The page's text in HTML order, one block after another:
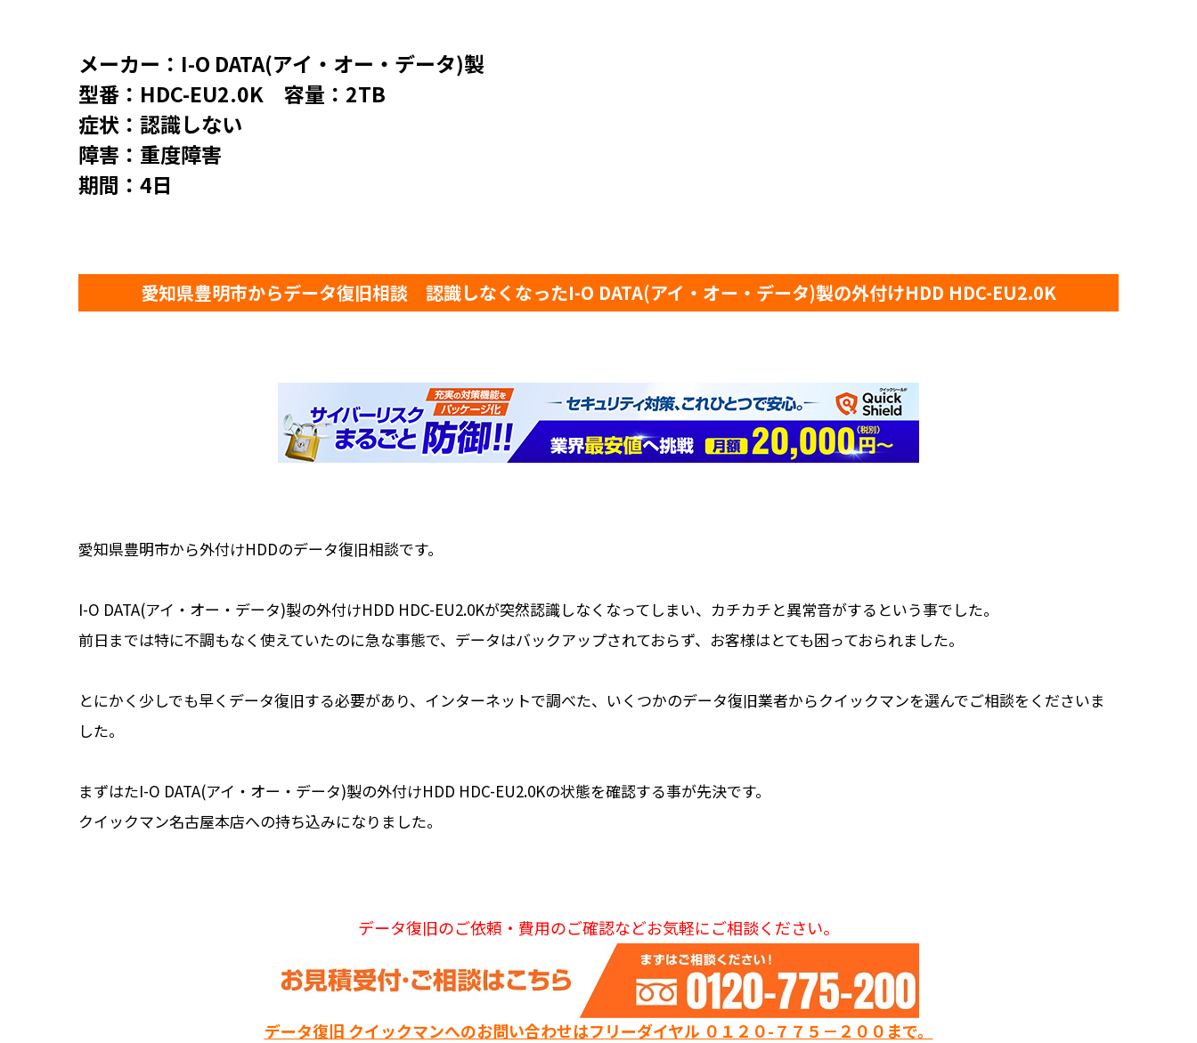
メーカー：I-O DATA(アイ・オー・データ)製
型番：HDC-EU2.0K 容量：2TB
症状：認識しない
障害：重度障害
期間：4日
愛知県豊明市からデータ復旧相談 認識しなくなったI-O DATA(アイ・オー・データ)製の外付けHDD HDC-EU2.0K
愛知県豊明市から外付けHDDのデータ復旧相談です。
I-O DATA(アイ・オー・データ)製の外付けHDD HDC-EU2.0Kが突然認識しなくなってしまい、カチカチと異常音がするという事でした。
前日までは特に不調もなく使えていたのに急な事態で、データはバックアップされておらず、お客様はとても困っておられました。
とにかく少しでも早くデータ復旧する必要があり、インターネットで調べた、いくつかのデータ復旧業者からクイックマンを選んでご相談をくださいま
した。
まずはたI-O DATA(アイ・オー・データ)製の外付けHDD HDC-EU2.0Kの状態を確認する事が先決です。
クイックマン名古屋本店への持ち込みになりました。
データ復旧のご依頼・費用のご確認などお気軽にご相談ください。
データ復旧 クイックマンへのお問い合わせはフリーダイヤル ０１２０-７７５－２００まで。